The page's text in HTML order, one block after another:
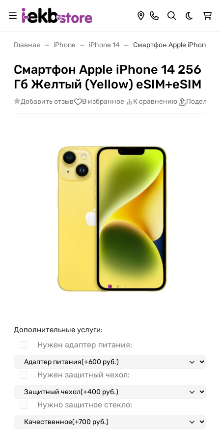
Темная
Главная iPhone iPhone 14 Смартфон Apple iPhone
Смартфон Apple iPhone 14 256
Гб Желтый (Yellow) eSIM+eSIM
Добавить отзыв В избранное К сравнению
Дополнительные услуги:
Нужен адаптер питания:
Нужен защитный чехол:
Нужно защитное стекло: